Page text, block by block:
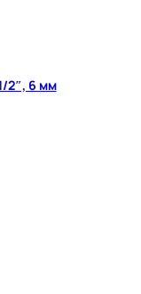
2″, 6 мм